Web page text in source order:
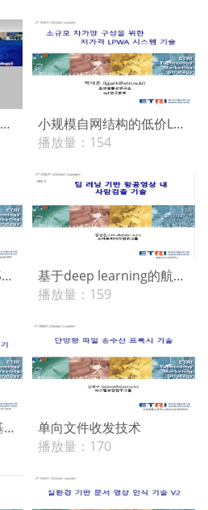
以REST/CoAP为基础的IoT照明Gateway平台技术
小规模自网结构的低价LPWA系统技术
播放量： 154
Secure IoT Hub用SW-SoC虚拟化平台技术
基于deep learning的航空影像检测技术
播放量： 159
连续多视角RGBD影像基础实时实测人体3D形状扫描技术
单向文件收发技术
播放量： 170